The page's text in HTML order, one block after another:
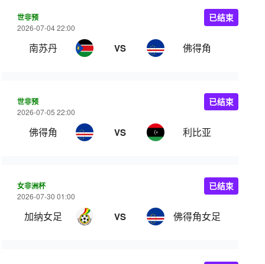
世非预
2026-07-04 22:00
南苏丹 VS 佛得角
已结束
世非预
2026-07-05 22:00
佛得角 VS 利比亚
已结束
女非洲杯
2026-07-30 01:00
加纳女足 VS 佛得角女足
已结束